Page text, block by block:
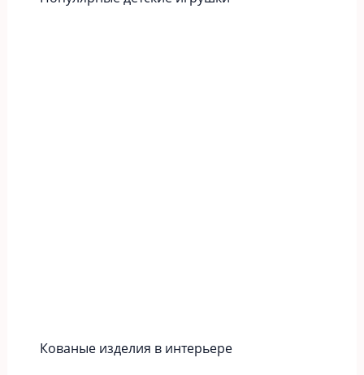
Кованые изделия в интерьере